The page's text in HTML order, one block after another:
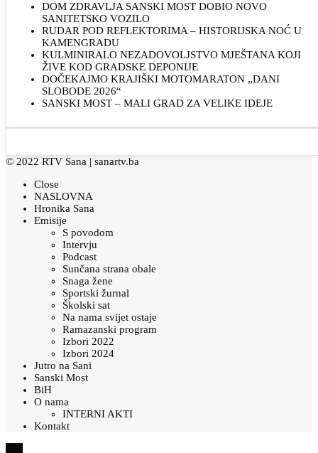
DOM ZDRAVLJA SANSKI MOST DOBIO NOVO
SANITETSKO VOZILO
RUDAR POD REFLEKTORIMA – HISTORIJSKA NOĆ U
KAMENGRADU
KULMINIRALO NEZADOVOLJSTVO MJEŠTANA KOJI
ŽIVE KOD GRADSKE DEPONIJE
DOČEKAJMO KRAJIŠKI MOTOMARATON „DANI
SLOBODE 2026“
SANSKI MOST – MALI GRAD ZA VELIKE IDEJE
© 2022 RTV Sana | sanartv.ba
Close
NASLOVNA
Hronika Sana
Emisije
S povodom
Intervju
Podcast
Sunčana strana obale
Snaga žene
Sportski žurnal
Školski sat
Na nama svijet ostaje
Ramazanski program
Izbori 2022
Izbori 2024
Jutro na Sani
Sanski Most
BiH
O nama
INTERNI AKTI
Kontakt